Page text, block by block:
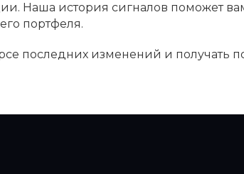
Наша история сигналов поможет
портфеля.
последних изменений и получать